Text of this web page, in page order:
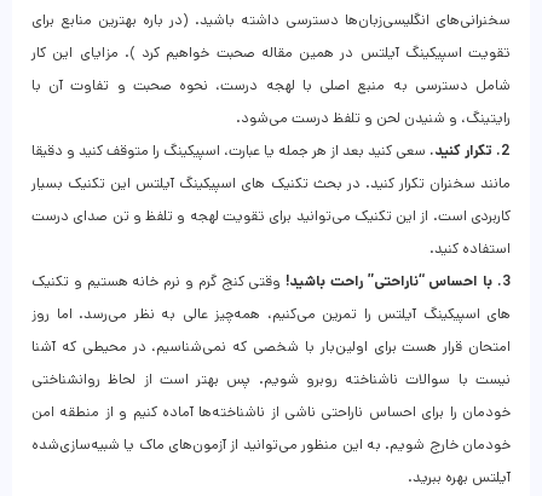
سخنرانی‌های انگلیسی‌زبان‌ها دسترسی داشته باشید. (در باره بهترین منابع برای
تقویت اسپیکینگ آیلتس در همین مقاله صحبت خواهیم کرد ). مزایای این کار
شامل دسترسی به منبع اصلی با لهجه درست، نحوه صحبت و تفاوت آن با
رایتینگ، و شنیدن لحن و تلفظ درست می‌شود.
2. تکرار کنید.
سعی کنید بعد از هر جمله یا عبارت، اسپیکینگ را متوقف کنید و دقیقا
مانند سخنران تکرار کنید. در بحث تکنیک های اسپیکینگ آیلتس این تکنیک بسیار
کاربردی است. از این تکنیک می‌توانید برای تقویت لهجه و تلفظ و تن صدای درست
استفاده کنید.
3. با احساس “ناراحتی” راحت باشید!
وقتی کنج گرم و نرم خانه هستیم و تکنیک
های اسپیکینگ آیلتس را تمرین می‌کنیم، همه‌چیز عالی به نظر می‌رسد. اما روز
امتحان قرار هست برای اولین‌بار با شخصی که نمی‌شناسیم، در محیطی که آشنا
نیست با سوالات ناشناخته روبرو شویم. پس بهتر است از لحاظ روانشناختی
خودمان را برای احساس ناراحتی ناشی از ناشناخته‌ها آماده کنیم و از منطقه امن
خودمان خارج شویم. به این منظور می‌توانید از آزمون‌های ماک یا شبیه‌سازی‌شده
آیلتس بهره ببرید.